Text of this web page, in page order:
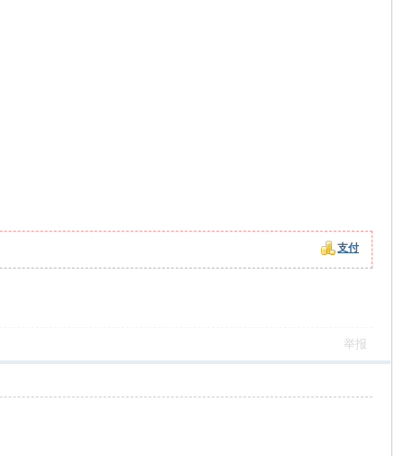
支付
举报